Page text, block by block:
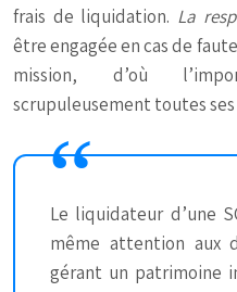
frais de liquidation. La
être engagée en cas de
mission, d’où
scrupuleusement toutes
Le liquidateur d’une
même attention aux
gérant un patrimoine